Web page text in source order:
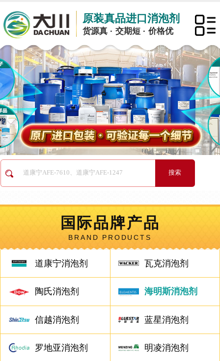
原装真品进口消泡剂
货源真 · 交期短 · 价格优
国际品牌产品
BRAND PRODUCTS
道康宁消泡剂 瓦克消泡剂
陶氏消泡剂 海明斯消泡剂
信越消泡剂 蓝星消泡剂
罗地亚消泡剂 明凌消泡剂